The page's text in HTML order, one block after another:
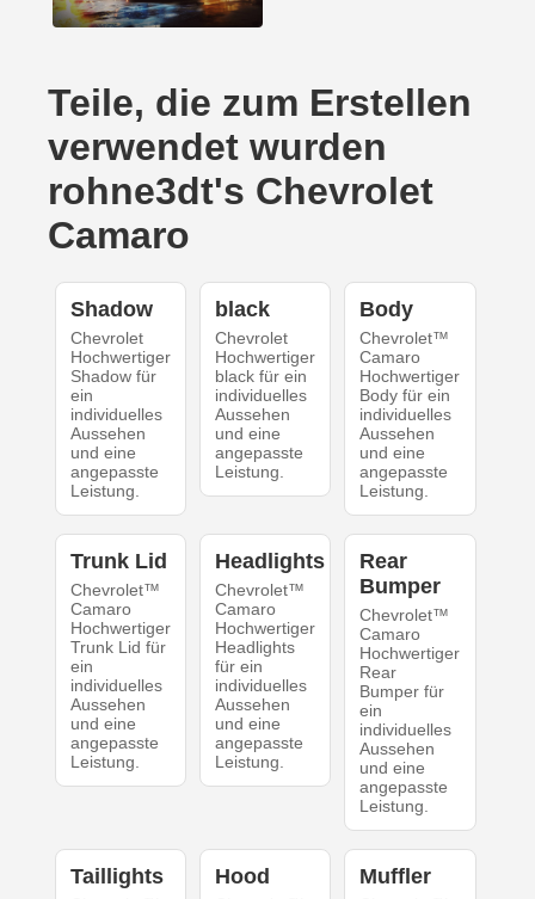
Teile, die zum Erstellen
verwendet wurden
rohne3dt's Chevrolet
Camaro
Shadow
Chevrolet
Hochwertiger
Shadow für
ein
individuelles
Aussehen
und eine
angepasste
Leistung.
black
Chevrolet
Hochwertiger
black für ein
individuelles
Aussehen
und eine
angepasste
Leistung.
Body
Chevrolet™
Camaro
Hochwertiger
Body für ein
individuelles
Aussehen
und eine
angepasste
Leistung.
Trunk Lid
Chevrolet™
Camaro
Hochwertiger
Trunk Lid für
ein
individuelles
Aussehen
und eine
angepasste
Leistung.
Headlights
Chevrolet™
Camaro
Hochwertiger
Headlights
für ein
individuelles
Aussehen
und eine
angepasste
Leistung.
Rear
Bumper
Chevrolet™
Camaro
Hochwertiger
Rear
Bumper für
ein
individuelles
Aussehen
und eine
angepasste
Leistung.
Taillights Hood Muffler